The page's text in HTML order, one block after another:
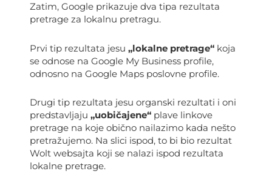
Zatim, Google prikazuje dva tipa rezultata
pretrage za lokalnu pretragu.
Prvi tip rezultata jesu„lokalne pretrage“ koja
se odnose na Google My Business profile,
odnosno na Google Maps poslovne profile.
Drugi tip rezultata jesu organski rezultati i oni
predstavljaju„uobičajene“ plave linkove
pretrage na koje obično nailazimo kada nešto
pretražujemo. Na slici ispod, to bi bio rezultat
Wolt websajta koji se nalazi ispod rezultata
lokalne pretrage.